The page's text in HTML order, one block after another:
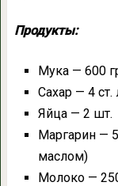
Продукты:
Мука — 600
Сахар — 4
Яйца — 2 шт.
Маргарин —
маслом)
Молоко —